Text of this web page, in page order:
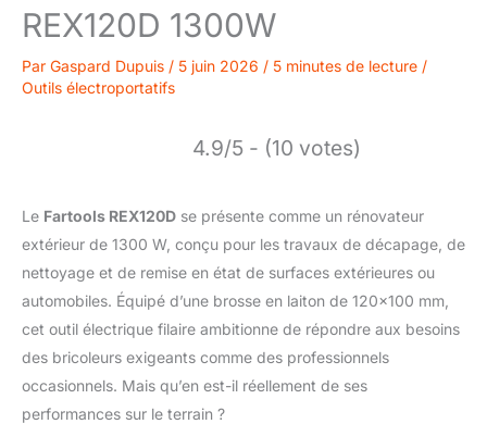
REX120D 1300W
Par Gaspard Dupuis / 5 juin 2026 / 5 minutes de lecture /
Outils électroportatifs
4.9/5 - (10 votes)
Le Fartools REX120D se présente comme un rénovateur
extérieur de 1300 W, conçu pour les travaux de décapage, de
nettoyage et de remise en état de surfaces extérieures ou
automobiles. Équipé d’une brosse en laiton de 120×100 mm,
cet outil électrique filaire ambitionne de répondre aux besoins
des bricoleurs exigeants comme des professionnels
occasionnels. Mais qu’en est-il réellement de ses
performances sur le terrain ?